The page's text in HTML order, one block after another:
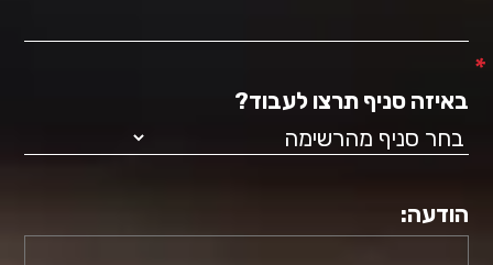
*
באיזה סניף תרצו לעבוד?
הודעה: